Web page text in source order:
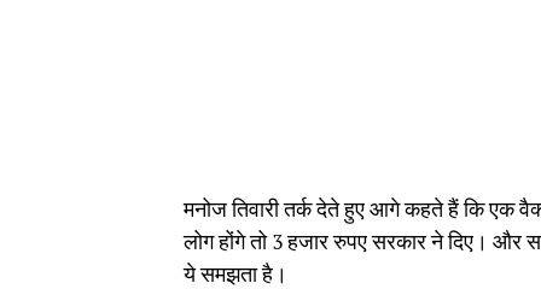
मनोज तिवारी तर्क देते हुए आगे कहते हैं कि एक
लोग होंगे तो 3 हजार रुपए सरकार ने दिए। और
ये समझता है।